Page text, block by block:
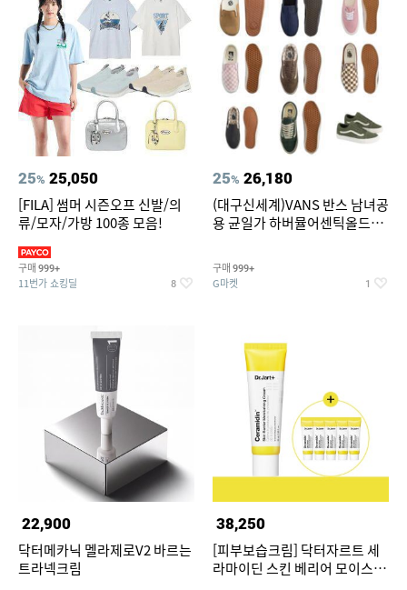
25% 25,050
[FILA] 썸머 시즌오프 신발/의
류/모자/가방 100종 모음!
구매 999+
11번가 쇼킹딜 8
25% 26,180
(대구신세계)VANS 반스 남녀공
용 균일가 하버뮬어센틱올드스
구매 999+
G마켓 1
22,900
닥터메카닉 멜라제로V2 바르는
트라넥크림
38,250
[피부보습크림] 닥터자르트 세
라마이딘 스킨 베리어 모이스처